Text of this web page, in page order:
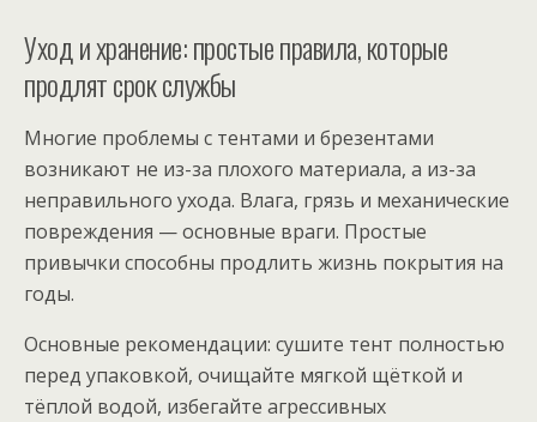
Уход и хранение: простые правила, которые
продлят срок службы
Многие проблемы с тентами и брезентами
возникают не из-за плохого материала, а из-за
неправильного ухода. Влага, грязь и механические
повреждения — основные враги. Простые
привычки способны продлить жизнь покрытия на
годы.
Основные рекомендации: сушите тент полностью
перед упаковкой, очищайте мягкой щёткой и
тёплой водой, избегайте агрессивных